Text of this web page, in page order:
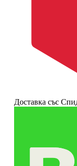
Доставка със